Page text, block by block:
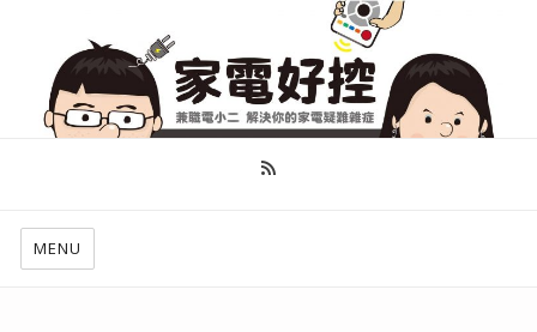
幫你做好功課，看了就知怎麼找出適合自己的家電
MENU